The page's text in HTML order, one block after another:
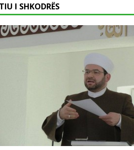
I SHKODRËS